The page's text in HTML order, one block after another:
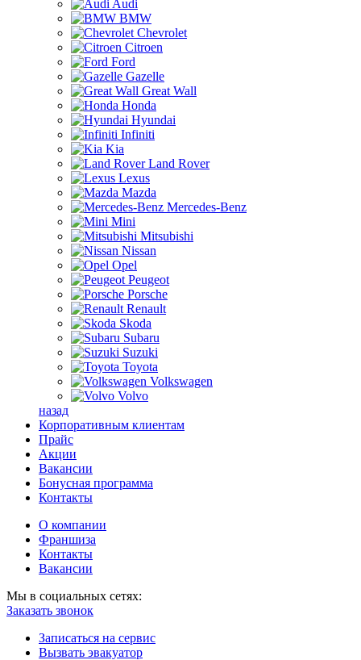
Audi
BMW
Chevrolet
Citroen
Ford
Gazelle
Great Wall
Honda
Hyundai
Infiniti
Kia
Land Rover
Lexus
Mazda
Mercedes-Benz
Mini
Mitsubishi
Nissan
Opel
Peugeot
Porsche
Renault
Skoda
Subaru
Suzuki
Toyota
Volkswagen
Volvo
назад
Корпоративным клиентам
Прайс
Акции
Вакансии
Бонусная программа
Контакты
О компании
Франшиза
Контакты
Вакансии
Мы в социальных сетях:
Заказать звонок
Записаться на сервис
Вызвать эвакуатор